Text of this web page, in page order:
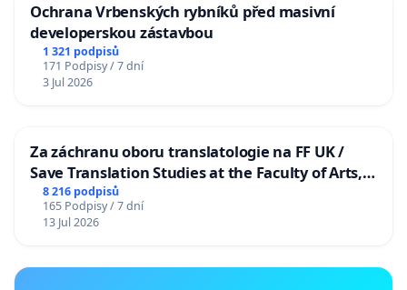
Ochrana Vrbenských rybníků před masivní
developerskou zástavbou
1 321 podpisů
171 Podpisy / 7 dní
3 Jul 2026
Za záchranu oboru translatologie na FF UK /
Save Translation Studies at the Faculty of Arts,
Charles University
8 216 podpisů
165 Podpisy / 7 dní
13 Jul 2026